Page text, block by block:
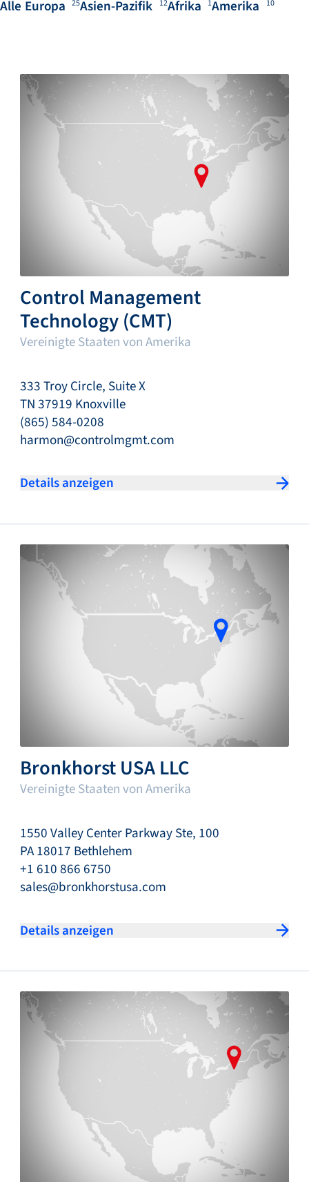
Alle Europa 25Asien-Pazifik 12Afrika 1Amerika 10
Control Management
Technology (CMT)
Vereinigte Staaten von Amerika
333 Troy Circle, Suite X
TN 37919 Knoxville
(865) 584-0208
harmon@controlmgmt.com
Details anzeigen
Bronkhorst USA LLC
Vereinigte Staaten von Amerika
1550 Valley Center Parkway Ste, 100
PA 18017 Bethlehem
+1 610 866 6750
sales@bronkhorstusa.com
Details anzeigen